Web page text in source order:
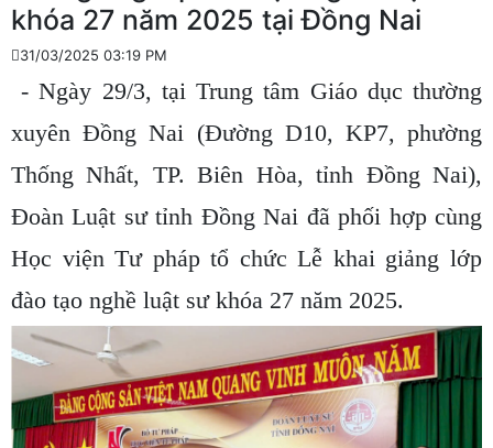
khóa 27 năm 2025 tại Đồng Nai
31/03/2025 03:19 PM
- Ngày 29/3, tại Trung tâm Giáo dục thường
xuyên Đồng Nai (Đường D10, KP7, phường
Thống Nhất, TP. Biên Hòa, tỉnh Đồng Nai),
Đoàn Luật sư tỉnh Đồng Nai đã phối hợp cùng
Học viện Tư pháp tổ chức Lễ khai giảng lớp
đào tạo nghề luật sư khóa 27 năm 2025.